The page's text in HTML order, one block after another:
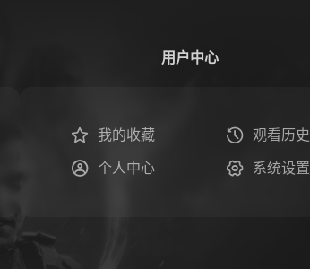
用户中心
我的收藏 观看历史
个人中心 系统设置